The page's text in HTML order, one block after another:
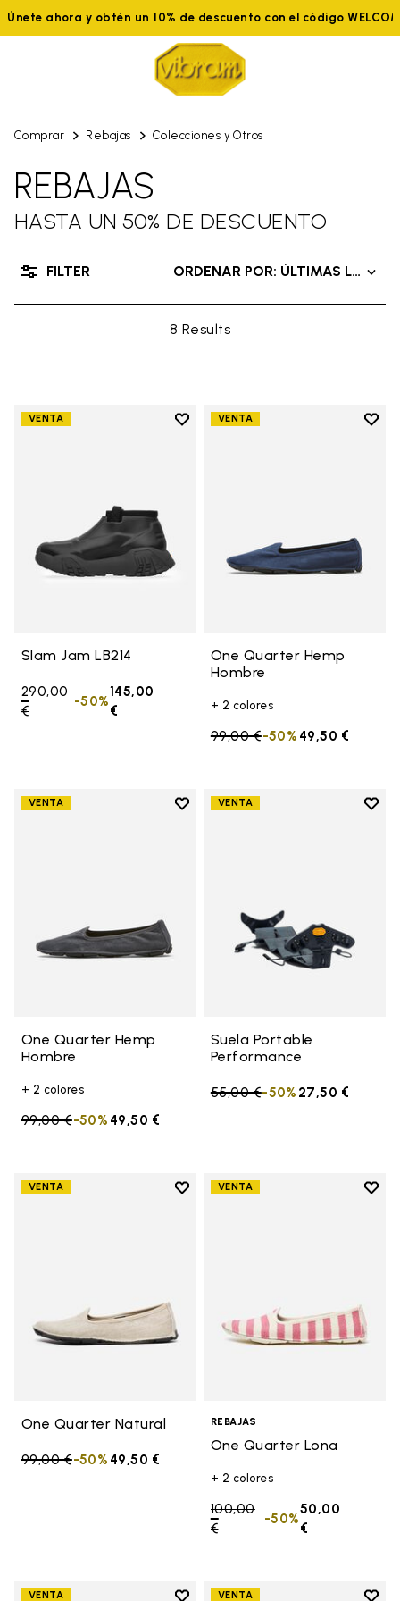
Únete ahora y obtén un 10% de descuento con el código
Comprar Rebajas Colecciones y Otros
REBAJAS
HASTA UN 50% DE DESCUENTO
8 Results
ORDENAR POR: ÚLTIMAS
FILTER
VENTA
Add to wishlist
Slam Jam LB214
Price reduced from
290,00
€to
145,00
€
-50%
VENTA
Add
One Quarter Hemp
Hombre
+ 2 colores
Price reduced from
99,00 €to 49,50 €
-50%
VENTA
Add to wishlist
One Quarter Hemp
Hombre
+ 2 colores
Price reduced from
99,00 €to 49,50 €
-50%
VENTA
Add
Suela Portable
Performance
Price reduced from
55,00 €to 27,50 €
-50%
VENTA
Add to wishlist
One Quarter Natural
Price reduced from
99,00 €to 49,50 €
-50%
VENTA
Add
REBAJAS
One Quarter Lona
+ 2 colores
Price reduced from
100,00
€to
50,00
€
-50%
VENTA Add to wishlist
VENTA Add